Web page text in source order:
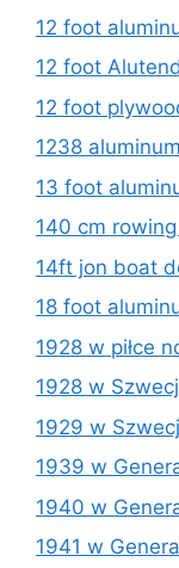
12 foot
12 foot
12 foot
1238
13 foot
140 cm
14ft jon boat
18 foot
1928 w piłce
1928 w
1929 w
1939 w
1940 w
1941 w